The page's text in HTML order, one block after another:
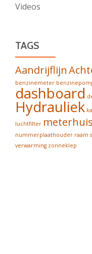
Videos
TAGS
Aandrijflijn
benzinemeter
dashboard
Hydrauliek
luchtfilter meterhuis
nummerplaathouder raam
verwarming zonneklep